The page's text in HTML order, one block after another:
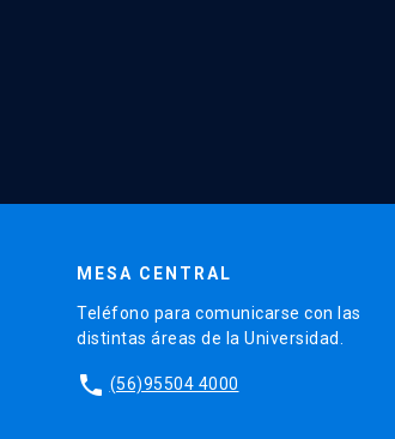
MESA CENTRAL
Teléfono para comunicarse con las
distintas áreas de la Universidad.
phone (56)95504 4000